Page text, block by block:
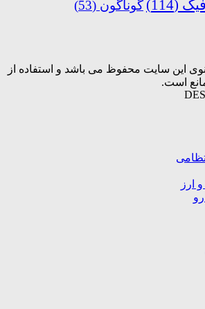
(114) گوناگون (53)
این سایت محفوظ می باشد و استفاده از
است.
ارز